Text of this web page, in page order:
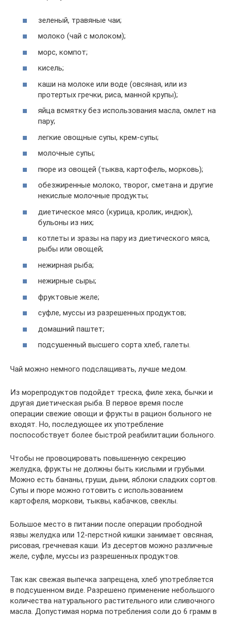
зеленый, травяные чаи;
молоко (чай с молоком);
морс, компот;
кисель;
каши на молоке или воде (овсяная, или из
протертых гречки, риса, манной крупы);
яйца всмятку без использования масла, омлет на
пару;
легкие овощные супы, крем-супы;
молочные супы;
пюре из овощей (тыква, картофель, морковь);
обезжиренные молоко, творог, сметана и другие
некислые молочные продукты;
диетическое мясо (курица, кролик, индюк),
бульоны из них;
котлеты и зразы на пару из диетического мяса,
рыбы или овощей;
нежирная рыба;
нежирные сыры;
фруктовые желе;
суфле, муссы из разрешенных продуктов;
домашний паштет;
подсушенный высшего сорта хлеб, галеты.
Чай можно немного подслащивать, лучше медом.
Из морепродуктов подойдет треска, филе хека, бычки и
другая диетическая рыба. В первое время после
операции свежие овощи и фрукты в рацион больного не
входят. Но, последующее их употребление
поспособствует более быстрой реабилитации больного.
Чтобы не провоцировать повышенную секрецию
желудка, фрукты не должны быть кислыми и грубыми.
Можно есть бананы, груши, дыни, яблоки сладких сортов.
Супы и пюре можно готовить с использованием
картофеля, моркови, тыквы, кабачков, свеклы.
Большое место в питании после операции прободной
язвы желудка или 12-перстной кишки занимает овсяная,
рисовая, гречневая каши. Из десертов можно различные
желе, суфле, муссы из разрешенных продуктов.
Так как свежая выпечка запрещена, хлеб употребляется
в подсушенном виде. Разрешено применение небольшого
количества натурального растительного или сливочного
масла. Допустимая норма потребления соли до 6 грамм в